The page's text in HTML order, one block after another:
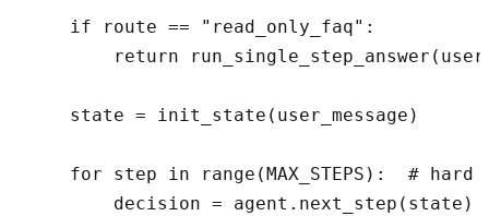
    if route == "read_only_faq":
return
    state = init_state(user_message)
for step in range(MAX_STEPS):  # hard
        decision = agent.next_step(state)